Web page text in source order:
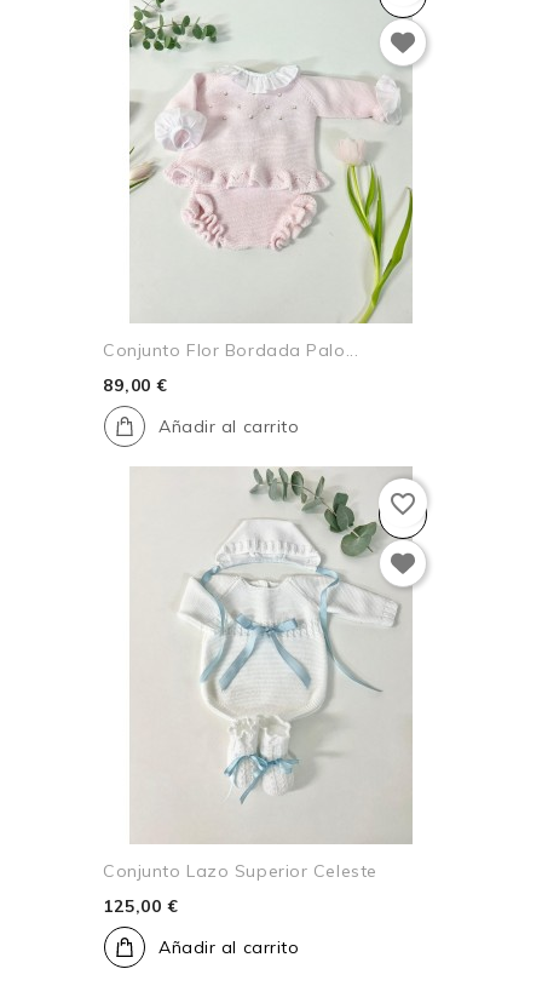
Conjunto Flor Bordada Palo...
89,00 €
Añadir al carrito
Conjunto Lazo Superior Celeste
125,00 €
Añadir al carrito
favorite_border